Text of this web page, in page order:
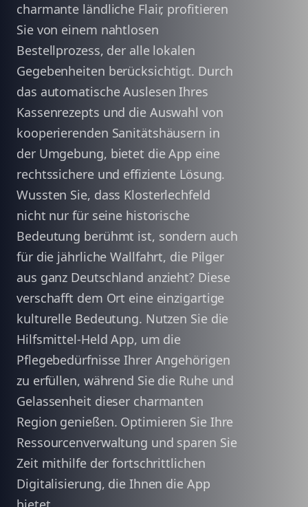
charmante ländliche Flair, profitieren
Sie von einem nahtlosen
Bestellprozess, der alle lokalen
Gegebenheiten berücksichtigt. Durch
das automatische Auslesen Ihres
Kassenrezepts und die Auswahl von
kooperierenden Sanitätshäusern in
der Umgebung, bietet die App eine
rechtssichere und effiziente Lösung.
Wussten Sie, dass Klosterlechfeld
nicht nur für seine historische
Bedeutung berühmt ist, sondern auch
für die jährliche Wallfahrt, die Pilger
aus ganz Deutschland anzieht? Diese
verschafft dem Ort eine einzigartige
kulturelle Bedeutung. Nutzen Sie die
Hilfsmittel-Held App, um die
Pflegebedürfnisse Ihrer Angehörigen
zu erfüllen, während Sie die Ruhe und
Gelassenheit dieser charmanten
Region genießen. Optimieren Sie Ihre
Ressourcenverwaltung und sparen Sie
Zeit mithilfe der fortschrittlichen
Digitalisierung, die Ihnen die App